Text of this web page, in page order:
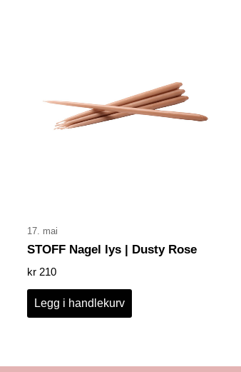
17. mai
STOFF Nagel lys | Dusty Rose
kr 210
Legg i handlekurv